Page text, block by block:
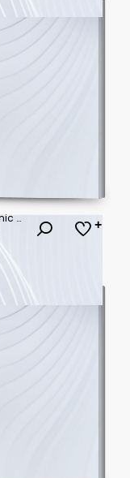
Garden with raised wood beds and organic vegetable plants in a backyard at sunset